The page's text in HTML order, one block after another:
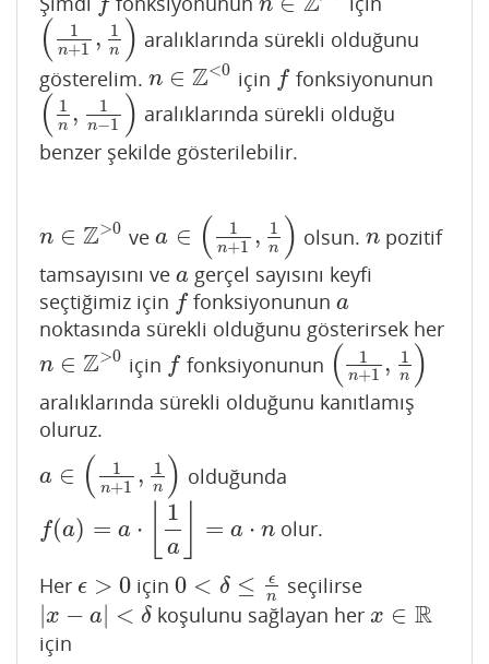
( 1
n+1 , 1
n )
(1 n+1,1 n)
aralıklarında sürekli olduğunu
gösterelim. n ∈ Z<0
n∈Z <0 için f
f fonksiyonunun
( 1
n , 1
n−1 )
(1 n,1 n−1)
aralıklarında sürekli olduğu
benzer şekilde gösterilebilir.
n ∈ Z>0
n∈Z >0 vea ∈ ( 1
n+1 , 1
n )
a∈(1 n +1,1n olsun.n
n pozitif
tamsayısını ve a
a gerçel sayısını keyfi
seçtiğimiz için f
f fonksiyonununa
a
noktasında sürekli olduğunu gösterirsek her
n ∈ Z>0
n∈Z >0 için f
f fonksiyonunun ( 1
n+1 , 1
n )
(1 n+1,1 n)
aralıklarında sürekli olduğunu kanıtlamış
oluruz.
a ∈ ( 1
n+1 , 1
n )
a∈( n +1,1n olduğunda
f(a) = a ⋅
1
a
= a ⋅ n
f(a)=a ⋅⌊1 a⌋ = n olur.
Her ϵ > 0
ϵ>0 için0 < δ ≤
ϵ
n
0<δ≤ ϵn seçilirse
x − a| < δ
|x −a|< koşulunu sağlayan herx ∈ R
x∈R
için